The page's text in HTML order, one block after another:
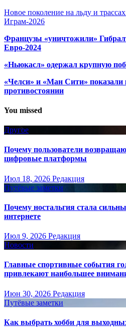
Новое поколение на льду и
Играм-2026
Французы «уничтожили»
Евро-2024
«Ньюкасл» одержал крупную
«Челси» и «Ман Сити»
противостоянии
You missed
Другое
Почему пользователи
цифровые платформы
Июл 18, 2026 Редакция
Путёвые заметки
Почему ностальгия стала
интернете
Июл 9, 2026 Редакция
Новости
Главные спортивные события
привлекают наибольшее
Июн 30, 2026 Редакция
Путёвые заметки
Как выбрать хобби для